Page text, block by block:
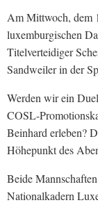
Am Mittwoch, dem
luxemburgischen
Titelverteidiger
Sandweiler in der
Werden wir ein
COSL-
Beinhard erleben?
Höhepunkt des
Beide
Nationalkadern